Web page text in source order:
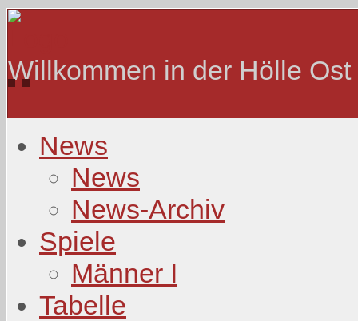
Willkommen in der Hölle Ost
News
News
News-Archiv
Spiele
Männer I
Tabelle